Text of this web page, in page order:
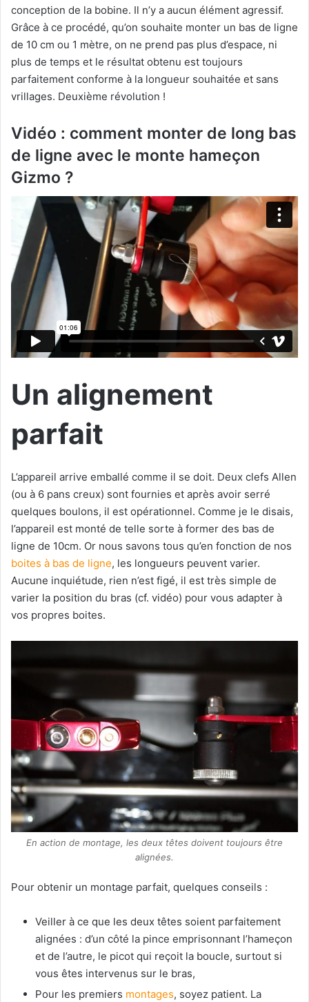
conception de la bobine. Il n’y a aucun élément agressif.
Grâce à ce procédé, qu’on souhaite monter un bas de ligne
de 10 cm ou 1 mètre, on ne prend pas plus d’espace, ni
plus de temps et le résultat obtenu est toujours
parfaitement conforme à la longueur souhaitée et sans
vrillages. Deuxième révolution !
Vidéo : comment monter de long bas
de ligne avec le monte hameçon
Gizmo ?
Un alignement
parfait
L’appareil arrive emballé comme il se doit. Deux clefs Allen
(ou à 6 pans creux) sont fournies et après avoir serré
quelques boulons, il est opérationnel. Comme je le disais,
l’appareil est monté de telle sorte à former des bas de
ligne de 10cm. Or nous savons tous qu’en fonction de nos
boites à bas de ligne, les longueurs peuvent varier.
Aucune inquiétude, rien n’est figé, il est très simple de
varier la position du bras (cf. vidéo) pour vous adapter à
vos propres boites.
En action de montage, les deux têtes doivent toujours être
alignées.
Pour obtenir un montage parfait, quelques conseils :
Veiller à ce que les deux têtes soient parfaitement
alignées : d’un côté la pince emprisonnant l’hameçon
et de l’autre, le picot qui reçoit la boucle, surtout si
vous êtes intervenus sur le bras,
Pour les premiers montages, soyez patient. La